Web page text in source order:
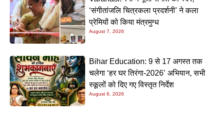
‘संगीतांजलि चित्रकला प्रदर्शनी’ ने कला
प्रेमियों को किया मंत्रमुग्ध
August 7, 2026
Bihar Education: 9 से 17 अगस्त तक
चलेगा ‘हर घर तिरंगा-2026’ अभियान, सभी
स्कूलों को दिए गए विस्तृत निर्देश
August 6, 2026